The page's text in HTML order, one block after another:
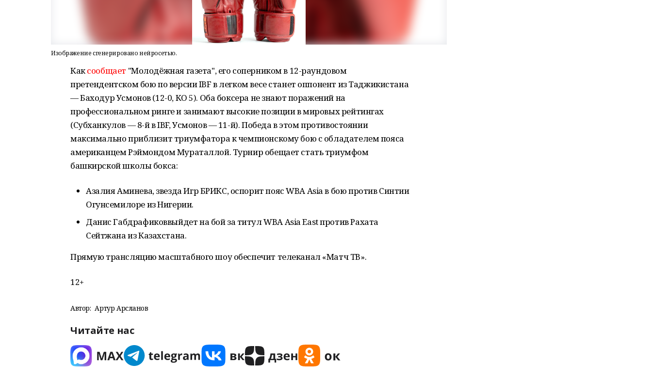
Изображение сгенерировано нейросетью.
Каксообщает "Молодёжная газета", его соперником в 12-раундовом
претендентском бою по версии IBF в легком весе станет оппонент из Таджикистана
— Баходур Усмонов (12-0, КО 5). Оба боксера не знают поражений на
профессиональном ринге и занимают высокие позиции в мировых рейтингах
(Субханкулов — 8-й в IBF, Усмонов — 11-й). Победа в этом противостоянии
максимально приблизит триумфатора к чемпионскому бою с обладателем пояса
американцем Рэймондом Мураталлой. Турнир обещает стать триумфом
башкирской школы бокса:
Азалия Аминева, звезда Игр БРИКС, оспорит пояс WBA Asia в бою против Синтии
Огунсемилоре из Нигерии.
Данис Габдрафиковвыйдет на бой за титул WBA Asia East против Рахата
Сейтжана из Казахстана.
Прямую трансляцию масштабного шоу обеспечит телеканал «Матч ТВ».
12+
Автор: Артур Арсланов
Читайте нас